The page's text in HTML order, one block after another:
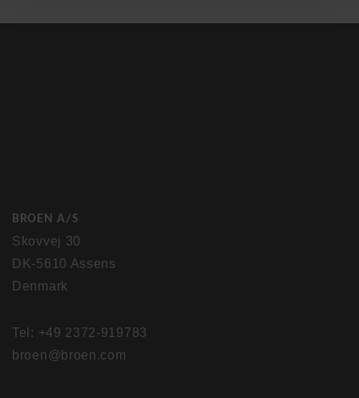
BROEN A/S
Skovvej 30
DK-5610 Assens
Denmark
Tel: +49 2372-919783
broen@broen.com